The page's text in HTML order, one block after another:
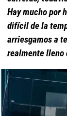
Hay mucho por
difícil de la
arriesgamos a
realmente lleno